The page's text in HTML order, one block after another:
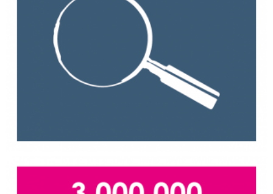
3 000 000 de produits distribués